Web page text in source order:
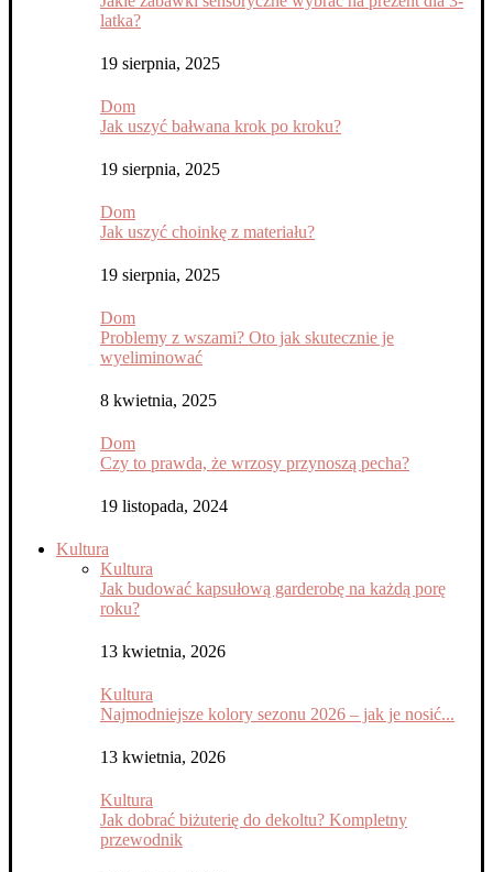
latka?
19 sierpnia, 2025
Dom
Jak uszyć bałwana krok po kroku?
19 sierpnia, 2025
Dom
Jak uszyć choinkę z materiału?
19 sierpnia, 2025
Dom
Problemy z wszami? Oto jak skutecznie je
wyeliminować
8 kwietnia, 2025
Dom
Czy to prawda, że wrzosy przynoszą pecha?
19 listopada, 2024
Kultura
Kultura
Jak budować kapsułową garderobę na każdą porę
roku?
13 kwietnia, 2026
Kultura
Najmodniejsze kolory sezonu 2026 – jak je nosić...
13 kwietnia, 2026
Kultura
Jak dobrać biżuterię do dekoltu? Kompletny
przewodnik